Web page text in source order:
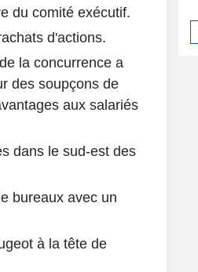
du comité exécutif.
d'actions.
la concurrence a
des soupçons de
aux salariés
dans le sud-est des
bureaux avec un
à la tête de